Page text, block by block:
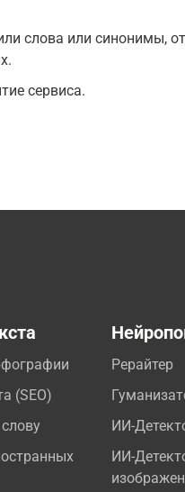
слова или синонимы,
сервиса.
(SEO)
Рерайтер
ИИ-
ИИ-